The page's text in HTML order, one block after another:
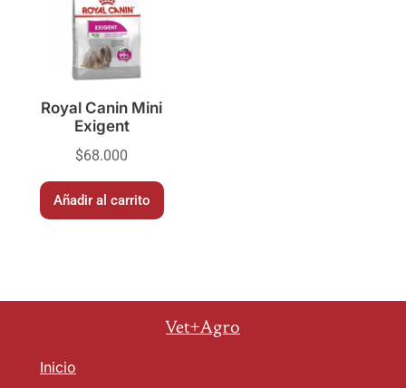
Royal Canin Mini
Exigent
$68.000
Añadir al carrito
Vet+Agro
Inicio